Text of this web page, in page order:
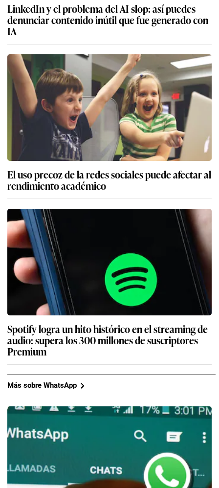
LinkedIn y el problema del AI slop: así puedes
denunciar contenido inútil que fue generado con
IA
El uso precoz de la redes sociales puede afectar al
rendimiento académico
Spotify logra un hito histórico en el streaming de
audio: supera los 300 millones de suscriptores
Premium
Más sobre WhatsApp